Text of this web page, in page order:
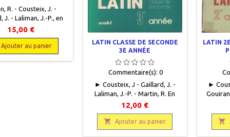
R. - Cousteix, J. -
J. - Laliman, J.-P., en
, Scodel, 1975, 19 x
pages, reliéoccasion,
état, toilé bleu, dos
coiffe un peu abîmée
15,00 €
Ajouter au panier
LATIN CLASSE DE SECONDE
3E ANNÉE
Commentaire(s): 0
► Cousteix, J - Gaillard, J. -
Laliman, J.-P. - Martin, R. En
français et en latin, Scodel,
1977, 19,5 x 18,5, 255 pages,
broché, occasion. Couverture
usagée, coins frottés, un coin
12,00 €
 Ajouter au panier
LATIN
►
latin
1976
